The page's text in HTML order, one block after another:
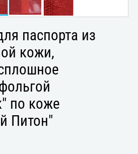
паспорта из
кожи,
по коже
Питон"